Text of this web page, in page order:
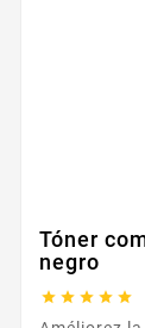
Tóner
negro
    